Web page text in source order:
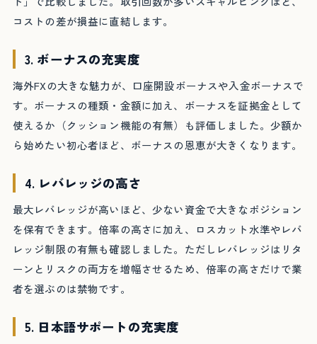
コストの差が損益に直結します。
3. ボーナスの充実度
海外FXの大きな魅力が、口座開設ボーナスや入金ボーナスで
す。ボーナスの種類・金額に加え、ボーナスを証拠金として
使えるか（クッション機能の有無）も評価しました。少額か
ら始めたい初心者ほど、ボーナスの恩恵が大きくなります。
4. レバレッジの高さ
最大レバレッジが高いほど、少ない資金で大きなポジション
を保有できます。倍率の高さに加え、ロスカット水準やレバ
レッジ制限の有無も確認しました。ただしレバレッジはリタ
ーンとリスクの両方を増幅させるため、倍率の高さだけで業
者を選ぶのは禁物です。
5. 日本語サポートの充実度